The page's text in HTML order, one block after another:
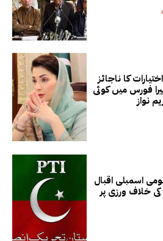
کا ناجائز
فورس میں کوئی
اسمبلی اقبال
خلاف ورزی پر